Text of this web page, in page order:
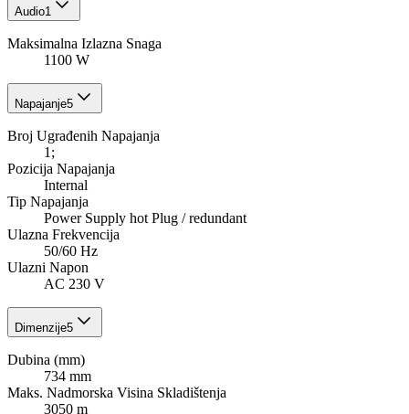
Audio1
Maksimalna Izlazna Snaga
1100 W
Napajanje5
Broj Ugrađenih Napajanja
1;
Pozicija Napajanja
Internal
Tip Napajanja
Power Supply hot Plug / redundant
Ulazna Frekvencija
50/60 Hz
Ulazni Napon
AC 230 V
Dimenzije5
Dubina (mm)
734 mm
Maks. Nadmorska Visina Skladištenja
3050 m